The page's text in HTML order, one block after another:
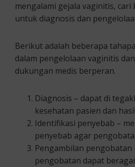
mengalami gejala vaginitis, cari
untuk diagnosis dan
Berikut adalah beberapa
dalam pengelolaan vaginitis
dukungan medis berperan.
Diagnosis – dapat di
kesehatan pasien dan
Identifikasi penyebab –
penyebab agar
Pengambilan pengobatan
pengobatan dapat